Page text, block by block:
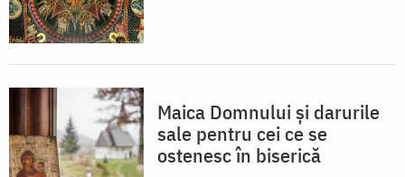
Maica Domnului și darurile
sale pentru cei ce se
ostenesc în biserică